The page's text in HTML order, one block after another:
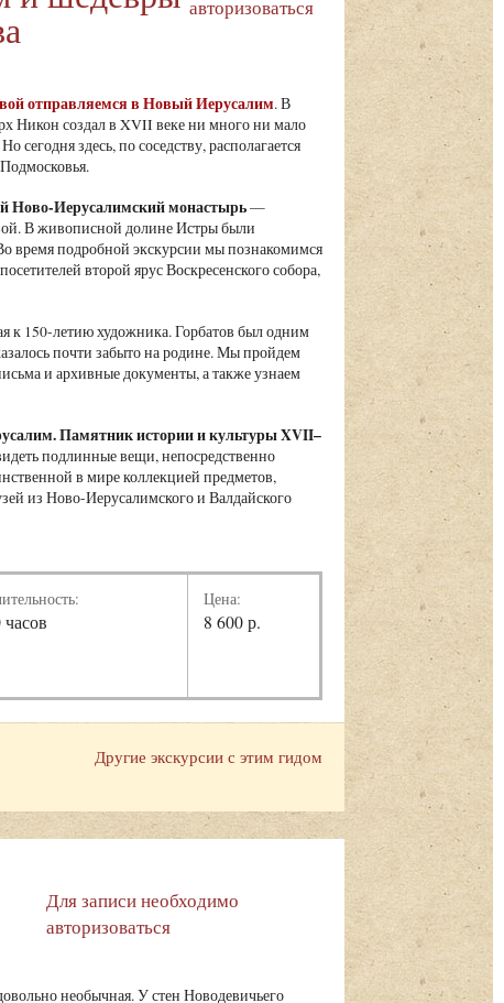
авторизоваться
отправляемся в Новый Иерусалим. В
Никон создал в XVII веке ни много ни мало
сегодня здесь, по соседству, располагается
Ново-Иерусалимский монастырь—
В живописной долине Истры были
время подробной экскурсии мы познакомимся
второй ярус Воскресенского собора,
к 150-летию художника. Горбатов был одним
почти забыто на родине. Мы пройдем
и архивные документы, а также узнаем
Памятник истории и культуры XVII–
подлинные вещи, непосредственно
в мире коллекцией предметов,
из Ново-Иерусалимского и Валдайского
часов
Цена:
8 600 р.
Другие экскурсии с этим гидом
Для записи необходимо
авторизоваться
необычная. У стен Новодевичьего